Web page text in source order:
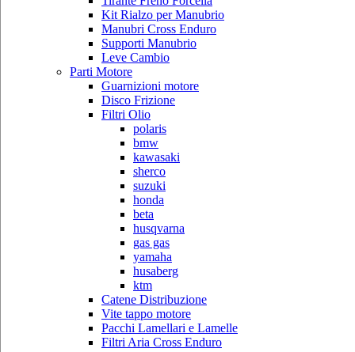
Kit Rialzo per Manubrio
Manubri Cross Enduro
Supporti Manubrio
Leve Cambio
Parti Motore
Guarnizioni motore
Disco Frizione
Filtri Olio
polaris
bmw
kawasaki
sherco
suzuki
honda
beta
husqvarna
gas gas
yamaha
husaberg
ktm
Catene Distribuzione
Vite tappo motore
Pacchi Lamellari e Lamelle
Filtri Aria Cross Enduro